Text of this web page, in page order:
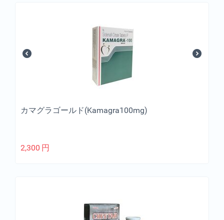
カマグラゴールド(Kamagra100mg)
2,300 円